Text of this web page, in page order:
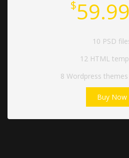
$59.99
10 PSD
12 HTML
8 Wordpress
Buy Now